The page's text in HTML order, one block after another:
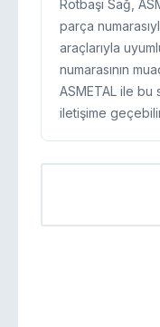
Rotbaşı Sağ,
parça
araçlarıyla
numarasının
ASMETAL ile
iletişime